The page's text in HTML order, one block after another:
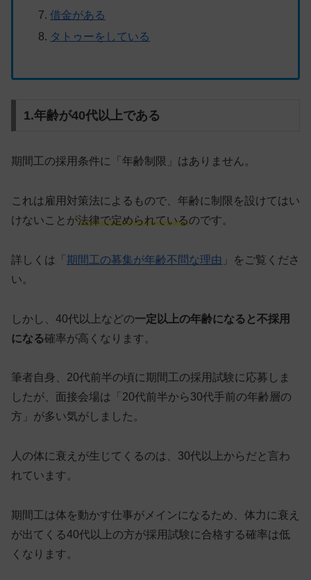
借金がある
タトゥーをしている
1.年齢が40代以上である
期間工の採用条件に「年齢制限」はありません。
これは雇用対策法によるもので、年齢に制限を設けてはい
けないことが法律で定められているのです。
詳しくは「 期間工の募集が年齢不問な理由 」をご覧くださ
い。
しかし、40代以上などの一定以上の年齢になると不採用
になる確率が高くなります。
筆者自身、20代前半の頃に期間工の採用試験に応募しま
したが、面接会場は
「20代前半から30代手前の年齢層の
方」 が多い気がしました。
人の体に衰えが生じてくるのは、30代以上からだと言わ
れています。
期間工は体を動かす仕事がメインになるため、体力に衰え
が出てくる40代以上の方が採用試験に合格する確率は低
く なります。